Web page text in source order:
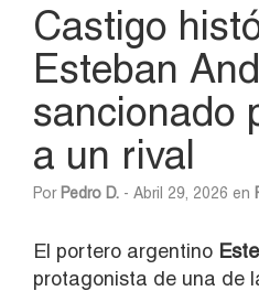
Castigo
Esteban
sancionado
a un rival
Por Pedro D. - Abril 29, 2026 en
El portero argentino
protagonista de una de